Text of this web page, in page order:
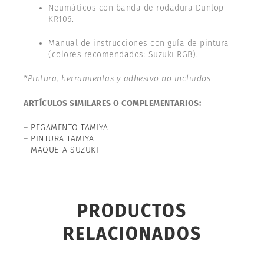
Neumáticos con banda de rodadura Dunlop
KR106.
Manual de instrucciones con guía de pintura
(colores recomendados: Suzuki RGB).
*Pintura, herramientas y adhesivo no incluidos
ARTÍCULOS SIMILARES O COMPLEMENTARIOS:
– PEGAMENTO TAMIYA
– PINTURA TAMIYA
– MAQUETA SUZUKI
PRODUCTOS
RELACIONADOS